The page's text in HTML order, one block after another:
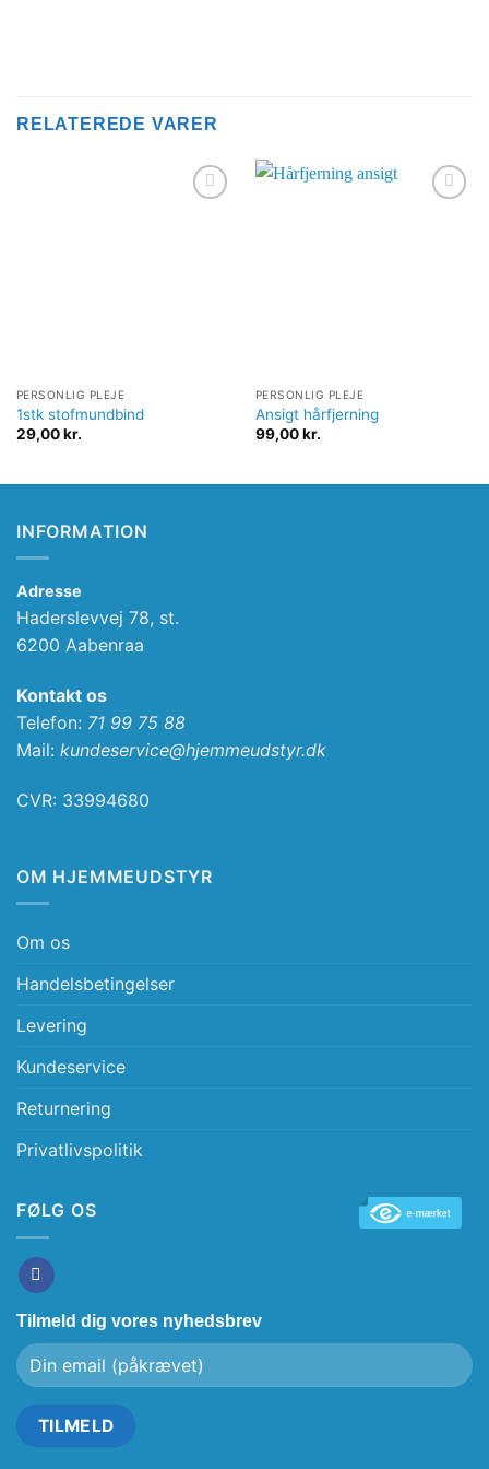
RELATEREDE VARER
PERSONLIG PLEJE
1stk stofmundbind
29,00kr.
PERSONLIG PLEJE
Ansigt hårfjerning
99,00kr.
INFORMATION
Adresse
Haderslevvej 78, st.
6200 Aabenraa
Kontakt os
Telefon: 71 99 75 88
Mail: kundeservice@hjemmeudstyr.dk
CVR: 33994680
OM HJEMMEUDSTYR
Om os
Handelsbetingelser
Levering
Kundeservice
Returnering
Privatlivspolitik
FØLG OS
Tilmeld dig vores nyhedsbrev